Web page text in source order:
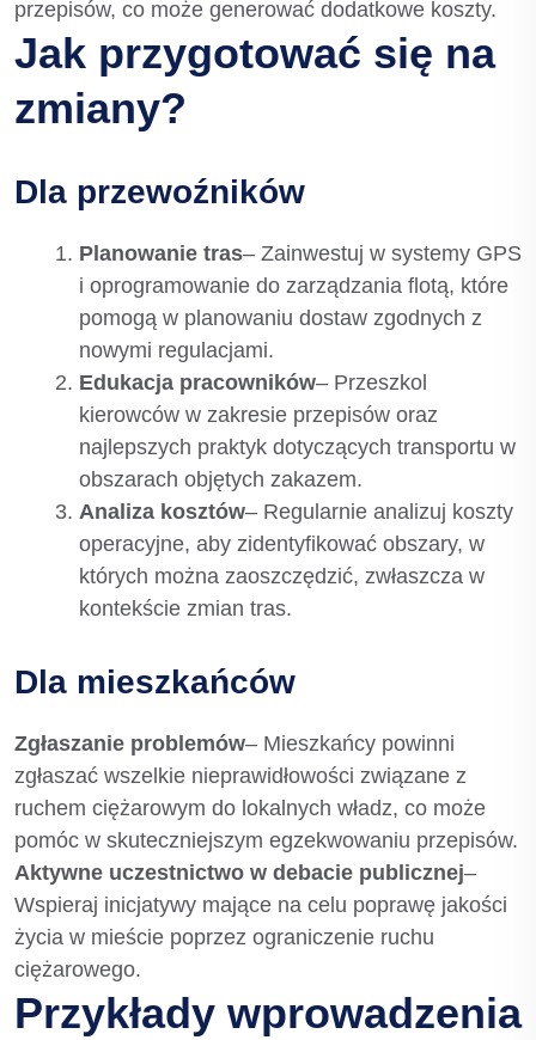
przepisów, co może generować dodatkowe koszty.
Jak przygotować się na
zmiany?
Dla przewoźników
Planowanie tras– Zainwestuj w systemy GPS
i oprogramowanie do zarządzania flotą, które
pomogą w planowaniu dostaw zgodnych z
nowymi regulacjami.
Edukacja pracowników– Przeszkol
kierowców w zakresie przepisów oraz
najlepszych praktyk dotyczących transportu w
obszarach objętych zakazem.
Analiza kosztów– Regularnie analizuj koszty
operacyjne, aby zidentyfikować obszary, w
których można zaoszczędzić, zwłaszcza w
kontekście zmian tras.
Dla mieszkańców
Zgłaszanie problemów– Mieszkańcy powinni
zgłaszać wszelkie nieprawidłowości związane z
ruchem ciężarowym do lokalnych władz, co może
pomóc w skuteczniejszym egzekwowaniu przepisów.
Aktywne uczestnictwo w debacie publicznej–
Wspieraj inicjatywy mające na celu poprawę jakości
życia w mieście poprzez ograniczenie ruchu
ciężarowego.
Przykłady wprowadzenia